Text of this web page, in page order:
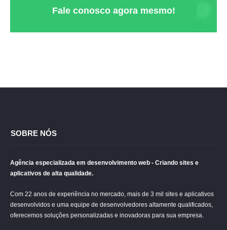
Fale conosco agora mesmo!
SOBRE NÓS
Agência especializada em desenvolvimento web - Criando sites e
aplicativos de alta qualidade.
Com 22 anos de experiência no mercado, mais de 3 mil sites e aplicativos
desenvolvidos e uma equipe de desenvolvedores altamente qualificados,
oferecemos soluções personalizadas e inovadoras para sua empresa.